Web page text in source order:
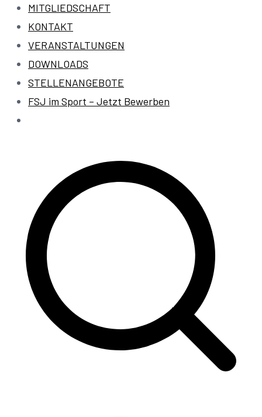
MITGLIEDSCHAFT
KONTAKT
VERANSTALTUNGEN
DOWNLOADS
STELLENANGEBOTE
FSJ im Sport – Jetzt Bewerben